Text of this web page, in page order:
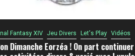
Fantasy XIV Jeu Divers Let's Play Vidéos
Dimanche Eorzéa ! On part continuer